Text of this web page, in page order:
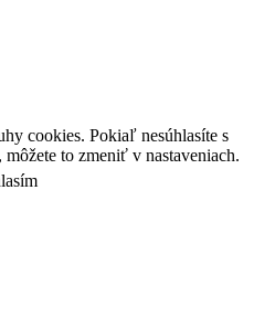
cookies. Pokiaľ nesúhlasíte s
to zmeniť v nastaveniach.